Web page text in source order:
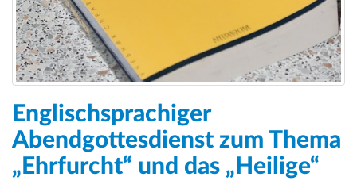
Englischsprachiger
Abendgottesdienst zum Thema
„Ehrfurcht“ und das „Heilige“